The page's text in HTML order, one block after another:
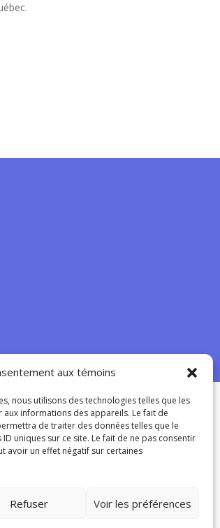
aux témoins
nous utilisons des technologies telles que les
informations des appareils. Le fait de
de traiter des données telles que le
uniques sur ce site. Le fait de ne pas consentir
avoir un effet négatif sur certaines
Refuser Voir les préférences